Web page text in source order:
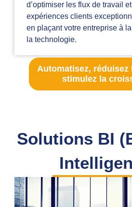
d’optimiser les flux de travail
expériences clients
en plaçant votre entreprise à
la technologie.
Automatisez, réduisez
stimulez la
Solutions BI